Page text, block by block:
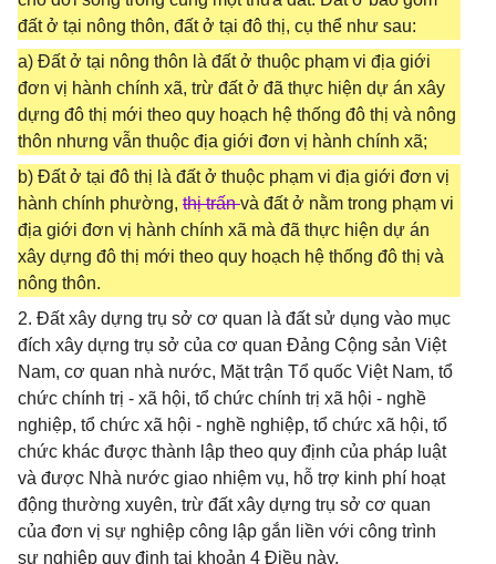
đất ở tại nông thôn, đất ở tại đô thị, cụ thể như sau:
a) Đất ở tại nông thôn là đất ở thuộc phạm vi địa giới
đơn vị hành chính xã, trừ đất ở đã thực hiện dự án xây
dựng đô thị mới theo quy hoạch hệ thống đô thị và nông
thôn nhưng vẫn thuộc địa giới đơn vị hành chính xã;
b) Đất ở tại đô thị là đất ở thuộc phạm vi địa giới đơn vị
hành chính phường, thị trấnvà đất ở nằm trong phạm vi
địa giới đơn vị hành chính xã mà đã thực hiện dự án
xây dựng đô thị mới theo quy hoạch hệ thống đô thị và
nông thôn.
2. Đất xây dựng trụ sở cơ quan là đất sử dụng vào mục
đích xây dựng trụ sở của cơ quan Đảng Cộng sản Việt
Nam, cơ quan nhà nước, Mặt trận Tổ quốc Việt Nam, tổ
chức chính trị - xã hội, tổ chức chính trị xã hội - nghề
nghiệp, tổ chức xã hội - nghề nghiệp, tổ chức xã hội, tổ
chức khác được thành lập theo quy định của pháp luật
và được Nhà nước giao nhiệm vụ, hỗ trợ kinh phí hoạt
động thường xuyên, trừ đất xây dựng trụ sở cơ quan
của đơn vị sự nghiệp công lập gắn liền với công trình
sự nghiệp quy định tại khoản 4 Điều này.